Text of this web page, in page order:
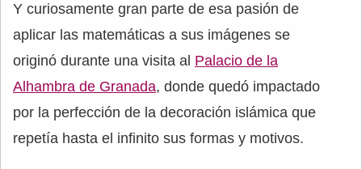
Y curiosamente gran parte de esa pasión de
aplicar las matemáticas a sus imágenes se
originó durante una visita al Palacio de la
Alhambra de Granada, donde quedó impactado
por la perfección de la decoración islámica que
repetía hasta el infinito sus formas y motivos.